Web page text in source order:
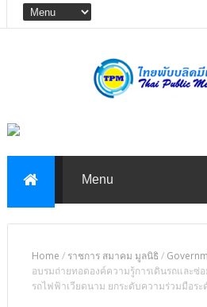
Home / ราชการ สมาคม มูลนิธิ /
อบรมถ่ายทอดองค์ความรู้การเดินรถและซ่อ
รถไฟฟ้าเวียดนาม ยกระดับความร่วมมือร